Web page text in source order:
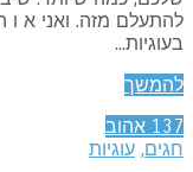
מזה. ואני א ו
אהוב
,עוגיות